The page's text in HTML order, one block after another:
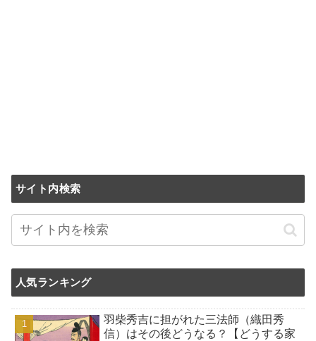
サイト内検索
人気ランキング
羽柴秀吉に担がれた三法師（織田秀
信）はその後どうなる？【どうする家